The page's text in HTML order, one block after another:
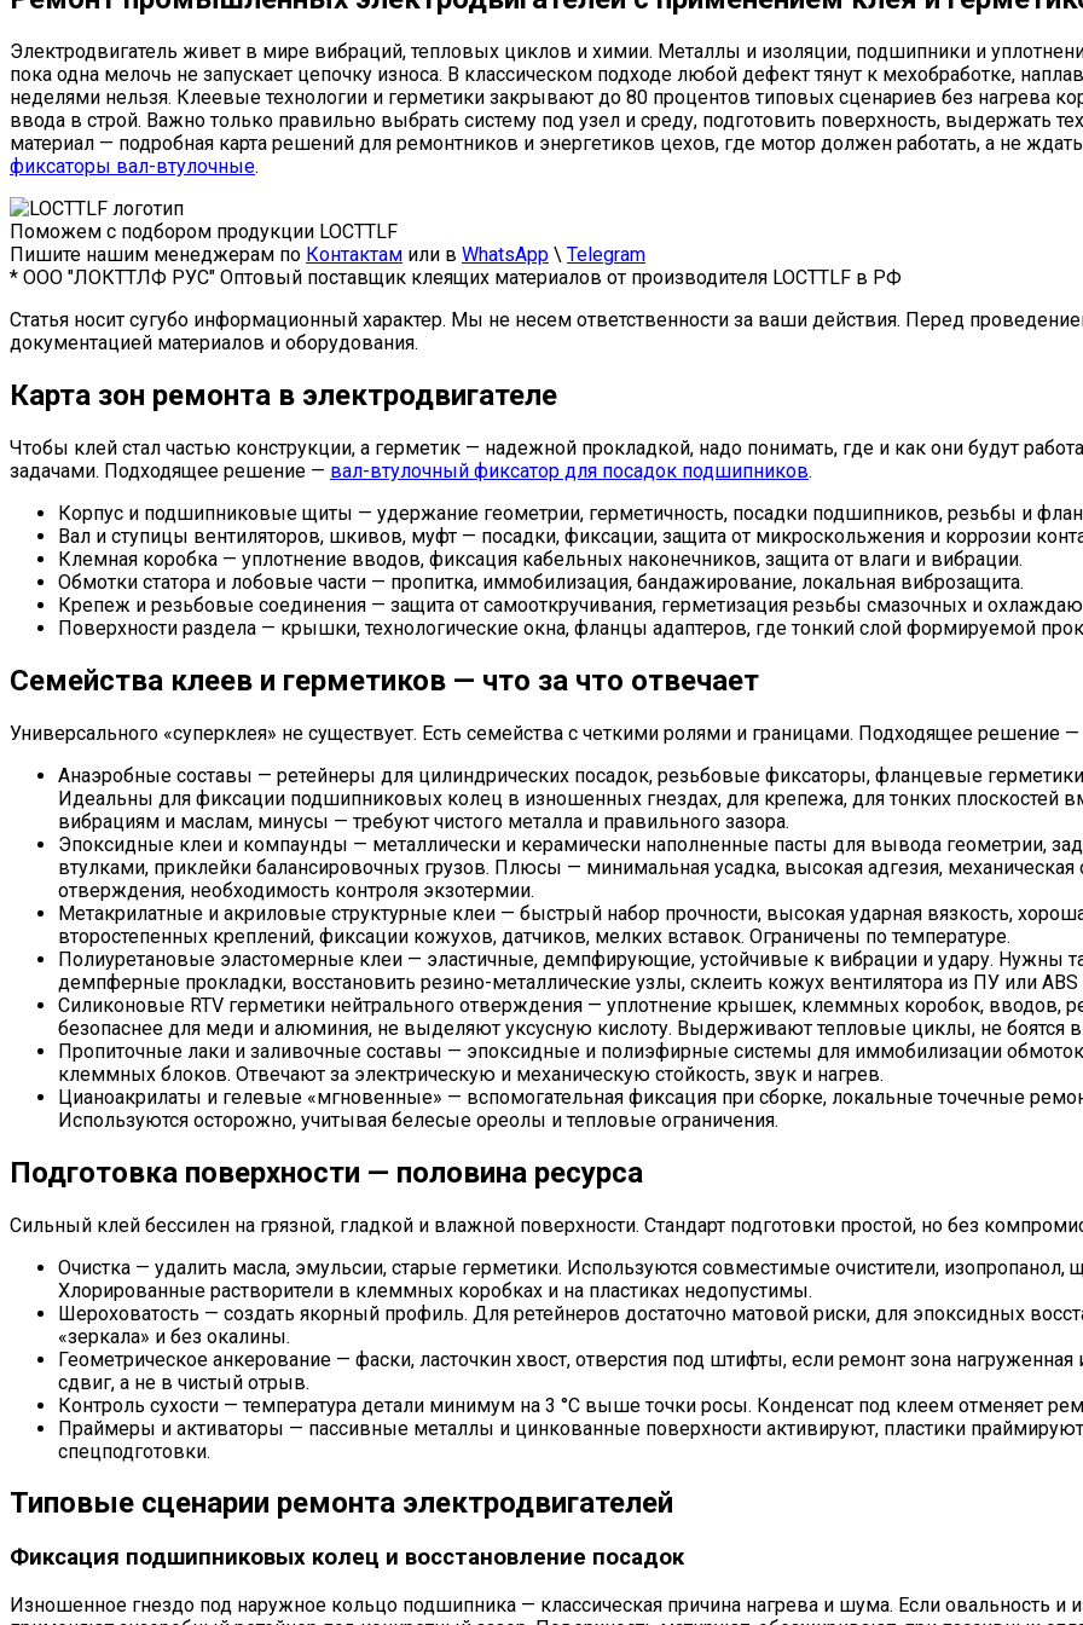
Электродвигатель живет в мире вибраций, тепловых циклов и химии. Металлы и изоляции, подшипники и
пока одна мелочь не запускает цепочку износа. В классическом подходе любой дефект тянут к мехобработке,
неделями нельзя. Клеевые технологии и герметики закрывают до 80 процентов типовых сценариев без нагрева
ввода в строй. Важно только правильно выбрать систему под узел и среду, подготовить поверхность, выдержать
материал — подробная карта решений для ремонтников и энергетиков цехов, где мотор должен работать, а не
фиксаторы вал-втулочные.
Поможем с подбором продукции LOCTTLF
Пишите нашим менеджерам по Контактам или в WhatsApp \ Telegram
* ООО "ЛОКТТЛФ РУС" Оптовый поставщик клеящих материалов от производителя LOCTTLF в РФ
Статья носит сугубо информационный характер. Мы не несем ответственности за ваши действия. Перед
документацией материалов и оборудования.
Карта зон ремонта в электродвигателе
Чтобы клей стал частью конструкции, а герметик — надежной прокладкой, надо понимать, где и как они будут
задачами. Подходящее решение — вал-втулочный фиксатор для посадок подшипников.
Корпус и подшипниковые щиты — удержание геометрии, герметичность, посадки подшипников, резьбы и
Вал и ступицы вентиляторов, шкивов, муфт — посадки, фиксации, защита от микроскольжения и коррозии
Клемная коробка — уплотнение вводов, фиксация кабельных наконечников, защита от влаги и вибрации.
Обмотки статора и лобовые части — пропитка, иммобилизация, бандажирование, локальная виброзащита.
Крепеж и резьбовые соединения — защита от самооткручивания, герметизация резьбы смазочных и
Поверхности раздела — крышки, технологические окна, фланцы адаптеров, где тонкий слой формируемой
Семейства клеев и герметиков — что за что отвечает
Универсального «суперклея» не существует. Есть семейства с четкими ролями и границами. Подходящее решение —
Анаэробные составы — ретейнеры для цилиндрических посадок, резьбовые фиксаторы, фланцевые
Идеальны для фиксации подшипниковых колец в изношенных гнездах, для крепежа, для тонких плоскостей
вибрациям и маслам, минусы — требуют чистого металла и правильного зазора.
Эпоксидные клеи и компаунды — металлически и керамически наполненные пасты для вывода геометрии,
втулками, приклейки балансировочных грузов. Плюсы — минимальная усадка, высокая адгезия,
отверждения, необходимость контроля экзотермии.
Метакрилатные и акриловые структурные клеи — быстрый набор прочности, высокая ударная вязкость,
второстепенных креплений, фиксации кожухов, датчиков, мелких вставок. Ограничены по температуре.
Полиуретановые эластомерные клеи — эластичные, демпфирующие, устойчивые к вибрации и удару. Нужны
демпферные прокладки, восстановить резино-металлические узлы, склеить кожух вентилятора из ПУ или
Силиконовые RTV герметики нейтрального отверждения — уплотнение крышек, клеммных коробок,
безопаснее для меди и алюминия, не выделяют уксусную кислоту. Выдерживают тепловые циклы, не боятся
Пропиточные лаки и заливочные составы — эпоксидные и полиэфирные системы для иммобилизации
клеммных блоков. Отвечают за электрическую и механическую стойкость, звук и нагрев.
Цианоакрилаты и гелевые «мгновенные» — вспомогательная фиксация при сборке, локальные точечные
Используются осторожно, учитывая белесые ореолы и тепловые ограничения.
Подготовка поверхности — половина ресурса
Сильный клей бессилен на грязной, гладкой и влажной поверхности. Стандарт подготовки простой, но без
Очистка — удалить масла, эмульсии, старые герметики. Используются совместимые очистители,
Хлорированные растворители в клеммных коробках и на пластиках недопустимы.
Шероховатость — создать якорный профиль. Для ретейнеров достаточно матовой риски, для эпоксидных
«зеркала» и без окалины.
Геометрическое анкерование — фаски, ласточкин хвост, отверстия под штифты, если ремонт зона
сдвиг, а не в чистый отрыв.
Контроль сухости — температура детали минимум на 3 °C выше точки росы. Конденсат под клеем отменяет
Праймеры и активаторы — пассивные металлы и цинкованные поверхности активируют, пластики
спецподготовки.
Типовые сценарии ремонта электродвигателей
Фиксация подшипниковых колец и восстановление посадок
Изношенное гнездо под наружное кольцо подшипника — классическая причина нагрева и шума. Если овальность и